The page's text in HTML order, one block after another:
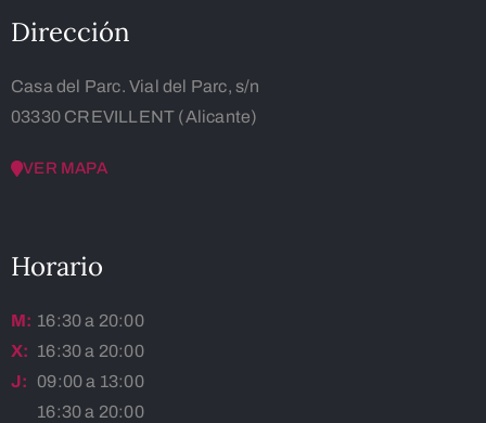
Dirección
Casa del Parc. Vial del Parc, s/n
03330 CREVILLENT (Alicante)
VER MAPA
Horario
M: 16:30 a 20:00
X: 16:30 a 20:00
J:
09:00 a 13:00
16:30 a 20:00